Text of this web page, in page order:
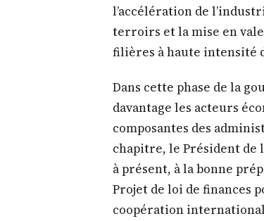
Projet de loi de finances
coopération
le Chef de l’Etat a
financement basée sur
intérêts nationaux et la
A ce titre, il a félicité le
préparation et le succès
République populaire de
les Ministres et les